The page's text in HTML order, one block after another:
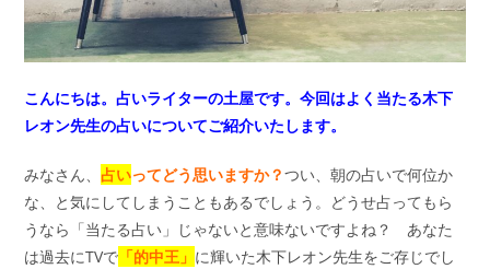
こんにちは。占いライターの土屋です。今回はよく当たる木下
レオン先生の占いについてご紹介いたします。
みなさん、占いってどう思いますか？つい、朝の占いで何位か
な、と気にしてしまうこともあるでしょう。どうせ占ってもら
うなら「当たる占い」じゃないと意味ないですよね？ あなた
は過去にTVで 「的中王」 に輝いた木下レオン先生をご存じでし